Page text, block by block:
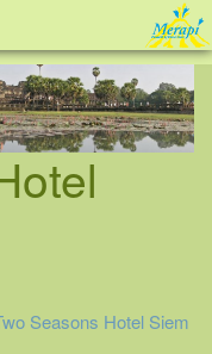
Tel: 088 - 81 11 999
Seasons Hotel Siem